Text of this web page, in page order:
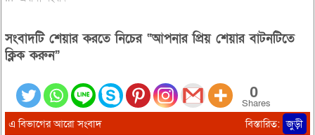
সংবাদটি শেয়ার করতে নিচের “আপনার প্রিয় শেয়ার বাটনটিতে
ক্লিক করুন”
0
Shares
এ বিভাগের আরো সংবাদ বিস্তারিত: জুড়ী